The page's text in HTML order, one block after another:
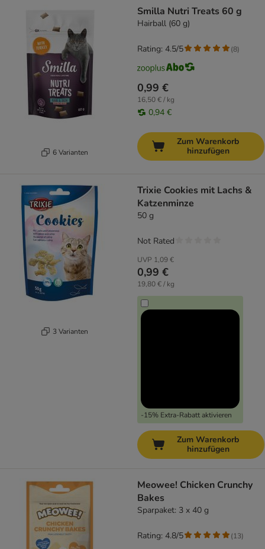
6 Varianten
Smilla Nutri Treats 60 g
Hairball (60 g)
0,99 €
16,50 € / kg
0,94 €
Rating: 4.5/5 (8)
Zum Warenkorb
hinzufügen
3 Varianten
Trixie Cookies mit Lachs &
Katzenminze
50 g
UVP 1,09 €
0,99 €
19,80 € / kg
-15% Extra-Rabatt aktivieren
Not Rated
Zum Warenkorb
hinzufügen
Meowee! Chicken Crunchy
Bakes
Sparpaket: 3 x 40 g
Rating: 4.8/5 (13)